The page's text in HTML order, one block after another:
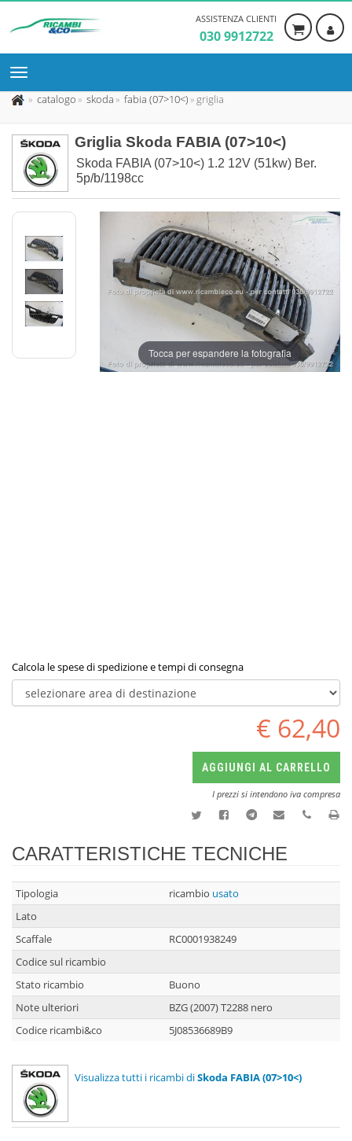
ASSISTENZA CLIENTI
030 9912722
catalogo skoda fabia (07>10<) griglia
Griglia Skoda FABIA (07>10<)
Skoda FABIA (07>10<) 1.2 12V (51kw) Ber.
5p/b/1198cc
Tocca per espandere la fotografia
Calcola le spese di spedizione e tempi di consegna
€ 62,40
AGGIUNGI AL CARRELLO
I prezzi si intendono iva compresa
CARATTERISTICHE TECNICHE
Tipologia ricambio usato
Lato
Scaffale
RC0001938249
Codice sul ricambio
Stato ricambio
Buono
Note ulteriori
BZG (2007) T2288 nero
Codice ricambi&co
5J08536689B9
Visualizza tutti i ricambi diSkoda FABIA (07>10<)